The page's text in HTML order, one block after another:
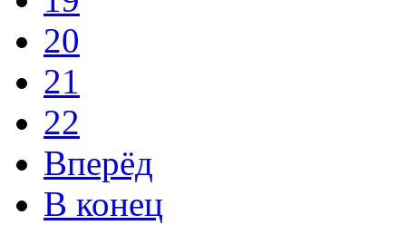
20
21
22
Вперёд
В конец